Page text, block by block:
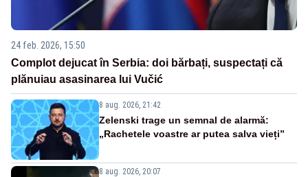
24 feb. 2026, 15:50
Complot dejucat în Serbia: doi bărbați, suspectați că
plănuiau asasinarea lui Vučić
8 aug. 2026, 21:42
Zelenski trage un semnal de alarmă:
„Rachetele voastre ar putea salva vieți”
8 aug. 2026, 20:07